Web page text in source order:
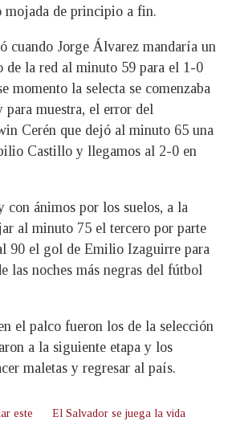
mojada de principio a fin.
cuando Jorge Álvarez mandaría un
de la red al minuto 59 para el 1-0
momento la selecta se comenzaba
para muestra, el error del
Cerén que dejó al minuto 65 una
Castillo y llegamos al 2-0 en
con ánimos por los suelos, a la
al minuto 75 el tercero por parte
90 el gol de Emilio Izaguirre para
las noches más negras del fútbol
el palco fueron los de la selección
a la siguiente etapa y los
maletas y regresar al país.
este
El Salvador se juega la vida